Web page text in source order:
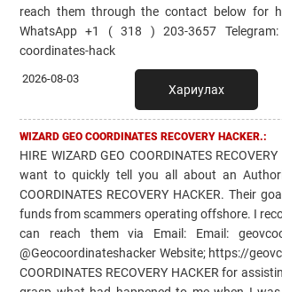
reach them through the contact below for
WhatsApp +1 ( 318 ) 203-3657 Telegram:
coordinates-hack
2026-08-03
Хариулах
WIZARD GEO COORDINATES RECOVERY HACKER.:
HIRE WIZARD GEO COORDINATES
want to quickly tell you all about an
COORDINATES RECOVERY HACKER.
funds from scammers operating offshore. I
can reach them via Email: Email:
@Geocoordinateshacker Website; https://
COORDINATES RECOVERY HACKER for